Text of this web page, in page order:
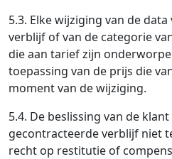
5.3. Elke wijziging van de
verblijf of van de categorie
die aan tarief zijn
toepassing van de prijs die
moment van de wijziging.
5.4. De beslissing van de
gecontracteerde verblijf niet
recht op restitutie of